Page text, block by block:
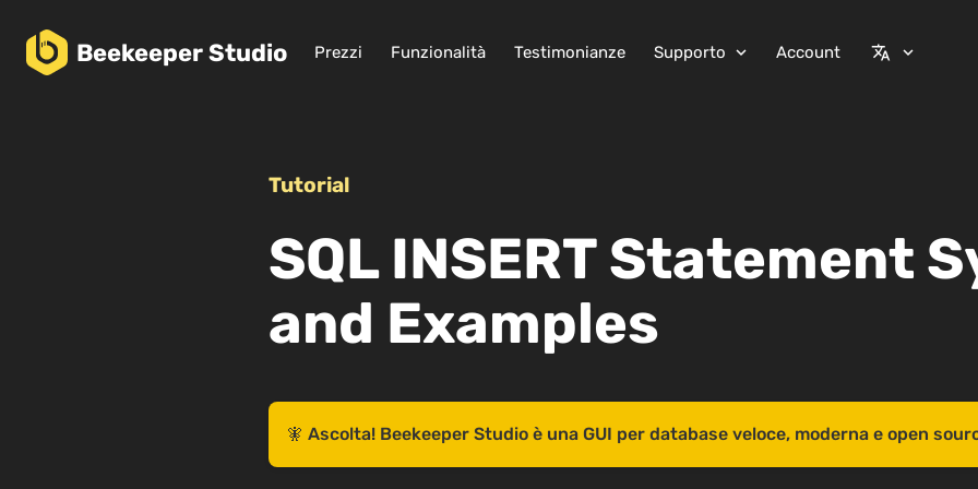
BeekeeperStudio Prezzi Funzionalità Testimonianze Supporto expand_more Account translate expand_more
Tutorial
SQL INSERT Statement
and Examples
🧚 Ascolta! Beekeeper Studio è una GUI per database veloce, moderna e open